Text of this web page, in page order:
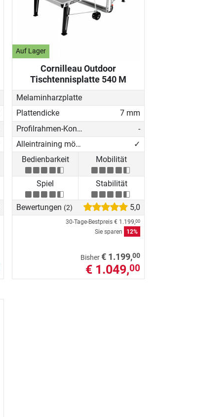
Auf Lager
Cornilleau Outdoor
Tischtennisplatte 540 M
Melaminharzplatte
Plattendicke
7 mm
Profilrahmen-Konstruktion
-
Alleintraining möglich
✓
Bedienbarkeit
Mobilität
Spiel Stabilität
Bewertungen (2) 5,0
30-Tage-Bestpreis € 1.199,00
Sie sparen 12%
Bisher€ 1.199,00
€ 1.049,00